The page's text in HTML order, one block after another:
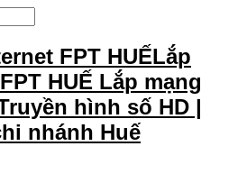
Lắp
HUẾ Lắp mạng
hình số HD |
nhánh Huế